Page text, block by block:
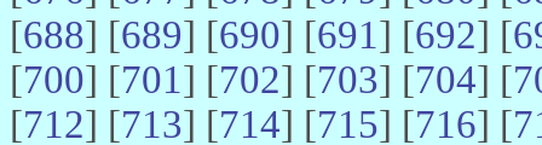
[688] [689] [690] [691] [692] [
[700] [701] [702] [703] [704] [
[712] [713] [714] [715] [716] [